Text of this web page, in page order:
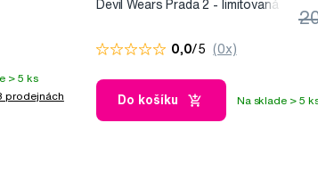
> 5 ks
prodejnách
Devil Wears Prada 2 - limitovaná
0,0/5 (0x)
Do košíku Na sklade > 5